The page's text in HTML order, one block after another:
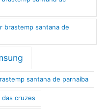
brastemp santana de
santana de parnaíba
cruzes